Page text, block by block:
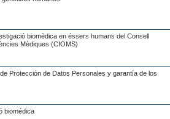
biomèdica en éssers humans del Consell
Mèdiques (CIOMS)
Protección de Datos Personales y garantía de los
biomédica